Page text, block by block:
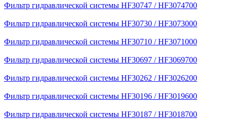
Фильтр гидравлической системы HF30747 / HF3074700
Фильтр гидравлической системы HF30730 / HF3073000
Фильтр гидравлической системы HF30710 / HF3071000
Фильтр гидравлической системы HF30697 / HF3069700
Фильтр гидравлической системы HF30262 / HF3026200
Фильтр гидравлической системы HF30196 / HF3019600
Фильтр гидравлической системы HF30187 / HF3018700